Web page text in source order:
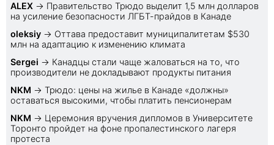
ALEX → Правительство Трюдо выделит 1,5 млн долларов
на усиление безопасности ЛГБТ-прайдов в Канаде
oleksiy → Оттава предоставит муниципалитетам $530
млн на адаптацию к изменению климата
Sеrgei → Канадцы стали чаще жаловаться на то, что
производители не докладывают продукты питания
NKM → Трюдо: цены на жилье в Канаде «должны»
оставаться высокими, чтобы платить пенсионерам
NKM → Церемония вручения дипломов в Университете
Торонто пройдет на фоне пропалестинского лагеря
протеста